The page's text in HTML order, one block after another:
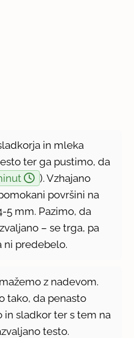
in mleka
ter ga pustimo, da
). Vzhajano
površini na
5 mm. Pazimo, da
– se trga, pa
ni predebelo.
z nadevom.
tako, da penasto
sladkor ter s tem na
testo.